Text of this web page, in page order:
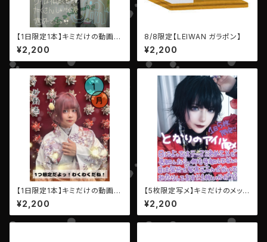
【1日限定1本】キミだけの動画
（7秒）【AIBECK・リイ】
¥2,200
8/8限定【LEIWAN ガラポン】
¥2,200
【1日限定1本】キミだけの動画
（7秒）【AIBECK・ひなたゆか】
¥2,200
【5枚限定写メ】キミだけのメッセ
ージ写メ【AIBECK・となりのア
イル】
¥2,200